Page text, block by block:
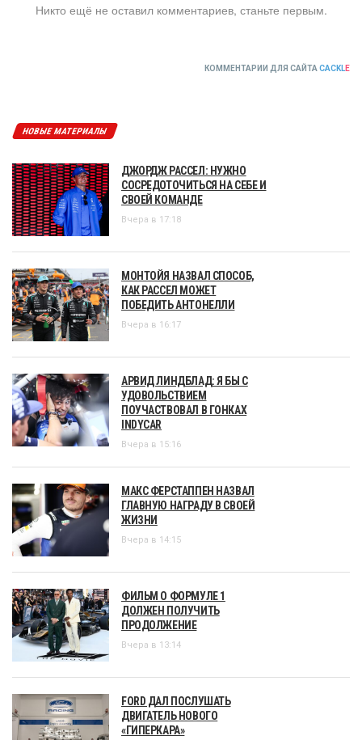
Никто ещё не оставил комментариев, станьте первым.
КОММЕНТАРИИ ДЛЯ САЙТА CACKLE
НОВЫЕ МАТЕРИАЛЫ
ДЖОРДЖ РАССЕЛ: НУЖНО
СОСРЕДОТОЧИТЬСЯ НА СЕБЕ И
СВОЕЙ КОМАНДЕ
Вчера в 17:18
МОНТОЙЯ НАЗВАЛ СПОСОБ,
КАК РАССЕЛ МОЖЕТ
ПОБЕДИТЬ АНТОНЕЛЛИ
Вчера в 16:17
АРВИД ЛИНДБЛАД: Я БЫ С
УДОВОЛЬСТВИЕМ
ПОУЧАСТВОВАЛ В ГОНКАХ
INDYCAR
Вчера в 15:16
МАКС ФЕРСТАППЕН НАЗВАЛ
ГЛАВНУЮ НАГРАДУ В СВОЕЙ
ЖИЗНИ
Вчера в 14:15
ФИЛЬМ О ФОРМУЛЕ 1
ДОЛЖЕН ПОЛУЧИТЬ
ПРОДОЛЖЕНИЕ
Вчера в 13:14
FORD ДАЛ ПОСЛУШАТЬ
ДВИГАТЕЛЬ НОВОГО
«ГИПЕРКАРА»